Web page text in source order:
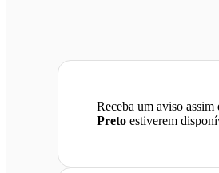
Receba um aviso assim
Preto estiverem